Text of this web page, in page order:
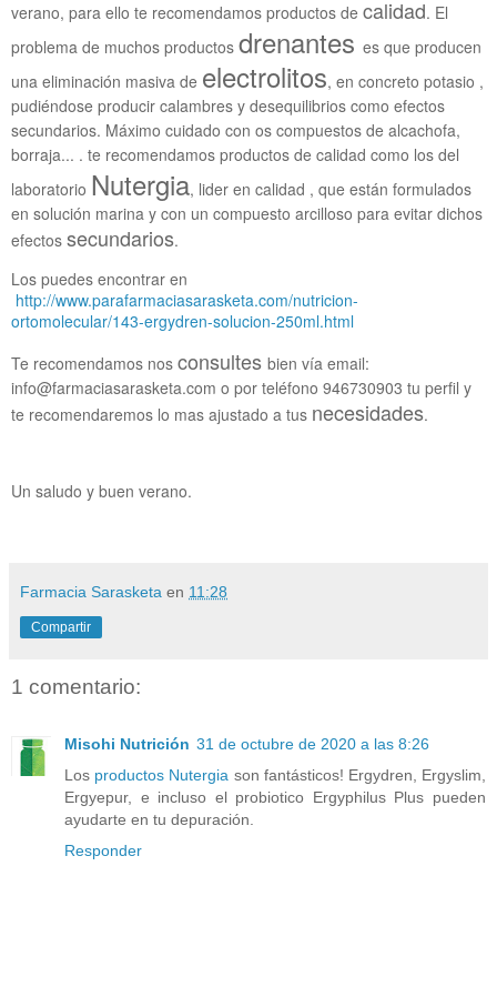
verano, para ello te recomendamos productos de calidad. El
problema de muchos productos drenantes es que producen
una eliminación masiva de electrolitos, en concreto potasio ,
pudiéndose producir calambres y desequilibrios como efectos
secundarios. Máximo cuidado con os compuestos de alcachofa,
borraja... . te recomendamos productos de calidad como los del
laboratorio Nutergia, lider en calidad , que están formulados
en solución marina y con un compuesto arcilloso para evitar dichos
efectos secundarios.
Los puedes encontrar en
http://www.parafarmaciasarasketa.com/nutricion-
ortomolecular/143-ergydren-solucion-250ml.html
Te recomendamos nos consultes bien vía email:
info@farmaciasarasketa.com o por teléfono 946730903 tu perfil y
te recomendaremos lo mas ajustado a tus necesidades.
Un saludo y buen verano.
Farmacia Sarasketa en 11:28
Compartir
1 comentario:
Misohi Nutrición 31 de octubre de 2020 a las 8:26
Los productos Nutergia son fantásticos! Ergydren, Ergyslim,
Ergyepur, e incluso el probiotico Ergyphilus Plus pueden
ayudarte en tu depuración.
Responder